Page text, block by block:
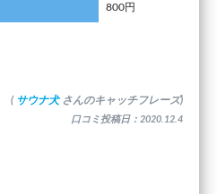
800円
( サウナ犬 さんのキャッチフレーズ)
口コミ投稿日：2020.12.4